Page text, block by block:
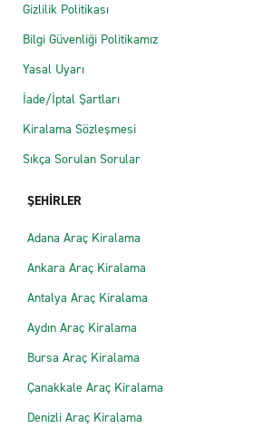
Gizlilik Politikası
Bilgi Güvenliği Politikamız
Yasal Uyarı
İade/İptal Şartları
Kiralama Sözleşmesi
Sıkça Sorulan Sorular
ŞEHİRLER
Adana Araç Kiralama
Ankara Araç Kiralama
Antalya Araç Kiralama
Aydın Araç Kiralama
Bursa Araç Kiralama
Çanakkale Araç Kiralama
Denizli Araç Kiralama